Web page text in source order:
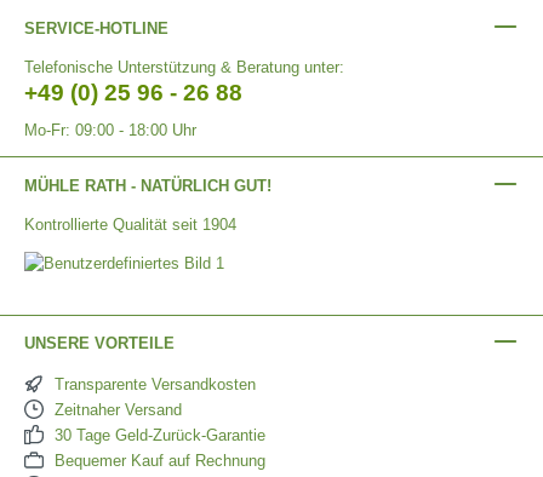
SERVICE-HOTLINE
Telefonische Unterstützung & Beratung unter:
+49 (0) 25 96 - 26 88
Mo-Fr: 09:00 - 18:00 Uhr
MÜHLE RATH - NATÜRLICH GUT!
Kontrollierte Qualität seit 1904
UNSERE VORTEILE
Transparente Versandkosten
Zeitnaher Versand
30 Tage Geld-Zurück-Garantie
Bequemer Kauf auf Rechnung